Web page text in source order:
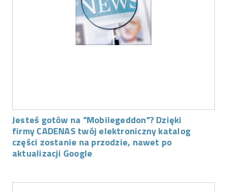
Jesteś gotów na "Mobilegeddon"? Dzięki
firmy CADENAS twój elektroniczny katalog
części zostanie na przodzie, nawet po
aktualizacji Google